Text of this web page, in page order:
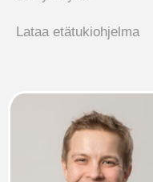
Lataa etätukiohjelma